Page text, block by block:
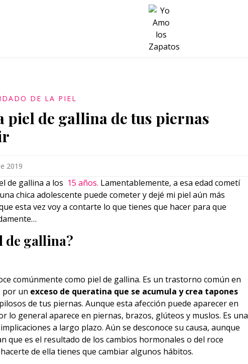
SALUD
DE LA PIEL
piel de gallina de tus piernas
2019
de gallina a los 15 años. Lamentablemente, a esa edad cometí
chica adolescente puede cometer y dejé mi piel aún más
esta vez voy a contarte lo que tienes que hacer para que
de gallina?
comúnmente como piel de gallina. Es un trastorno común en
por un exceso de queratina que se acumula y crea tapones
pilosos de tus piernas. Aunque esta afección puede aparecer en
lo general aparece en piernas, brazos, glúteos y muslos. Es una
a largo plazo. Aún se desconoce su causa, aunque
que es el resultado de los cambios hormonales o del roce
de ella tienes que cambiar algunos hábitos.